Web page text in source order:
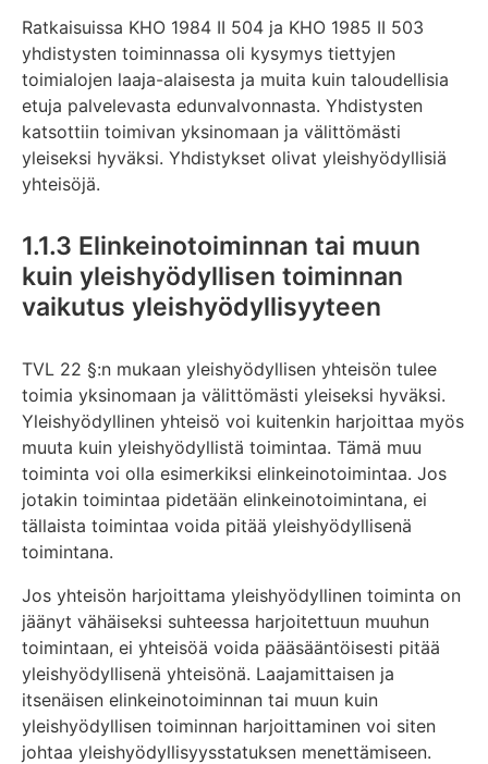
Ratkaisuissa KHO 1984 II 504 ja KHO 1985 II 503
yhdistysten toiminnassa oli kysymys tiettyjen
toimialojen laaja-alaisesta ja muita kuin taloudellisia
etuja palvelevasta edunvalvonnasta. Yhdistysten
katsottiin toimivan yksinomaan ja välittömästi
yleiseksi hyväksi. Yhdistykset olivat yleishyödyllisiä
yhteisöjä.
1.1.3 Elinkeinotoiminnan tai muun
kuin yleishyödyllisen toiminnan
vaikutus yleishyödyllisyyteen
TVL 22 §:n mukaan yleishyödyllisen yhteisön tulee
toimia yksinomaan ja välittömästi yleiseksi hyväksi.
Yleishyödyllinen yhteisö voi kuitenkin harjoittaa myös
muuta kuin yleishyödyllistä toimintaa. Tämä muu
toiminta voi olla esimerkiksi elinkeinotoimintaa. Jos
jotakin toimintaa pidetään elinkeinotoimintana, ei
tällaista toimintaa voida pitää yleishyödyllisenä
toimintana.
Jos yhteisön harjoittama yleishyödyllinen toiminta on
jäänyt vähäiseksi suhteessa harjoitettuun muuhun
toimintaan, ei yhteisöä voida pääsääntöisesti pitää
yleishyödyllisenä yhteisönä. Laajamittaisen ja
itsenäisen elinkeinotoiminnan tai muun kuin
yleishyödyllisen toiminnan harjoittaminen voi siten
johtaa yleishyödyllisyysstatuksen menettämiseen.